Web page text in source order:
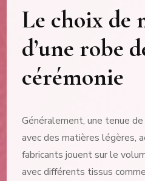
Le choix de
d’une robe
cérémonie
Généralement, une tenue
avec des matières légères,
fabricants jouent sur le
avec différents tissus